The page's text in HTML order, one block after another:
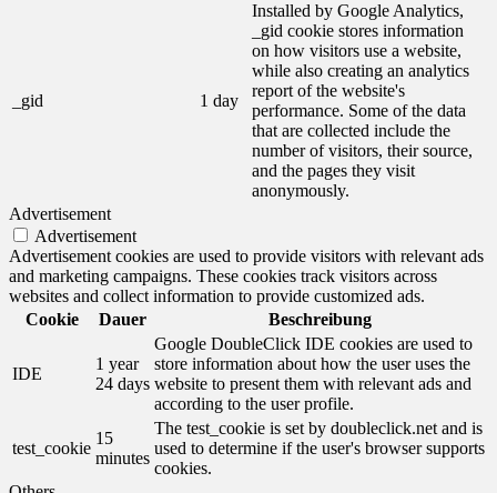
_gid 1 day
Installed by Google Analytics,
_gid cookie stores information
on how visitors use a website,
while also creating an analytics
report of the website's
performance. Some of the data
that are collected include the
number of visitors, their source,
and the pages they visit
anonymously.
Advertisement
Advertisement
Advertisement cookies are used to provide visitors with relevant ads
and marketing campaigns. These cookies track visitors across
websites and collect information to provide customized ads.
Cookie
Dauer Beschreibung
IDE
1 year
24 days
Google DoubleClick IDE cookies are used to
store information about how the user uses the
website to present them with relevant ads and
according to the user profile.
test_cookie
15
minutes
The test_cookie is set by doubleclick.net and is
used to determine if the user's browser supports
cookies.